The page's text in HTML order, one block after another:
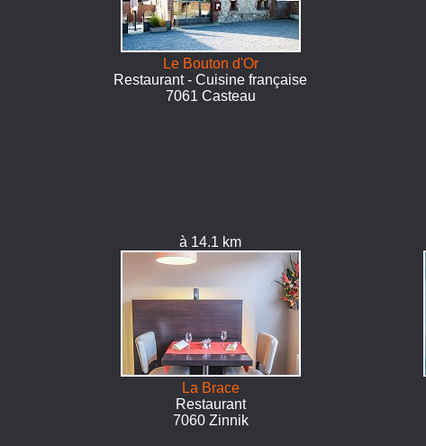
Le Bouton d'Or
Restaurant - Cuisine française
7061 Casteau
à 14.1 km
La Brace
Restaurant
7060 Zinnik